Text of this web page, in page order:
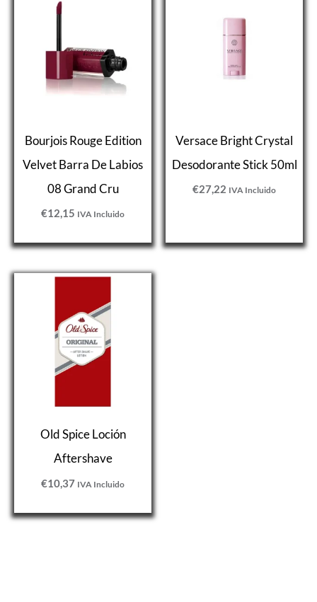
Bourjois Rouge Edition
Velvet Barra De Labios
08 Grand Cru
€12,15 IVA Incluido
Versace Bright Crystal
Desodorante Stick 50ml
€27,22 IVA Incluido
Old Spice Loción
Aftershave
€10,37 IVA Incluido